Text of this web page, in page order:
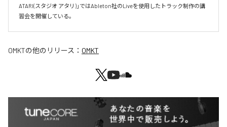
ATARI(スタジオ アタリ)」ではAbleton社のLiveを使用したトラック制作の講
習会を開催している。
OMKTの他のリリース： OMKT